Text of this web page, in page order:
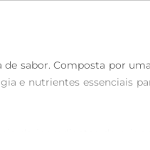
de sabor. Composta por
e nutrientes essenciais